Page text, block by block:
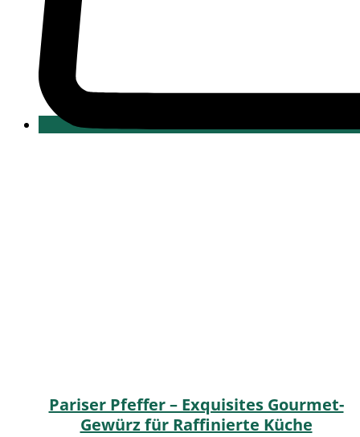
Pariser Pfeffer – Exquisites Gourmet-
Gewürz für Raffinierte Küche